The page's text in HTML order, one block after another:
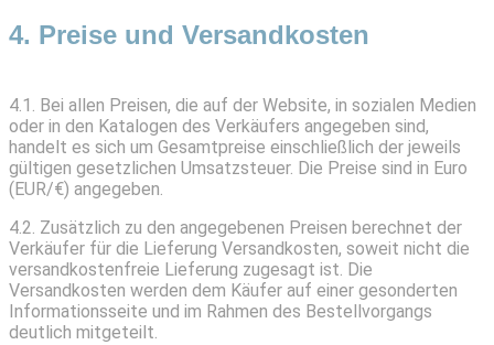
4. Preise und Versandkosten
4.1. Bei allen Preisen, die auf der Website, in sozialen Medien
oder in den Katalogen des Verkäufers angegeben sind,
handelt es sich um Gesamtpreise einschließlich der jeweils
gültigen gesetzlichen Umsatzsteuer. Die Preise sind in Euro
(EUR/€) angegeben.
4.2. Zusätzlich zu den angegebenen Preisen berechnet der
Verkäufer für die Lieferung Versandkosten, soweit nicht die
versandkostenfreie Lieferung zugesagt ist. Die
Versandkosten werden dem Käufer auf einer gesonderten
Informationsseite und im Rahmen des Bestellvorgangs
deutlich mitgeteilt.